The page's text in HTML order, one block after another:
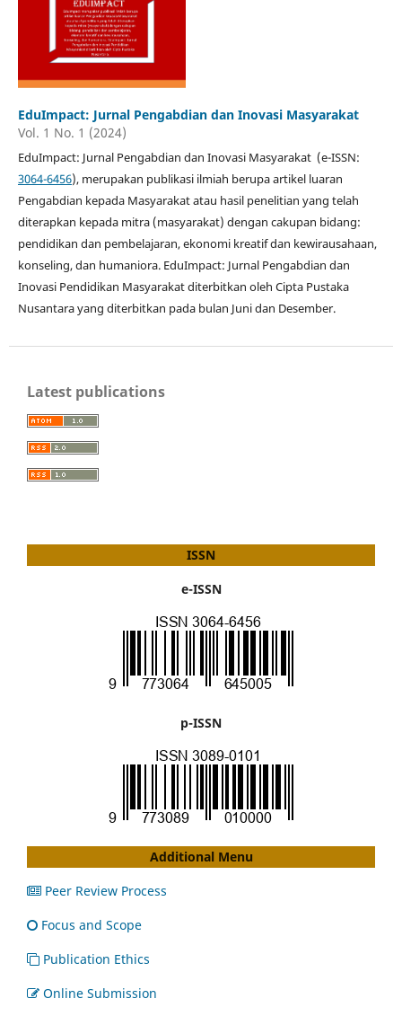
EduImpact: Jurnal Pengabdian dan Inovasi Masyarakat
Vol. 1 No. 1 (2024)
EduImpact: Jurnal Pengabdian dan Inovasi Masyarakat (e-ISSN:
3064-6456), merupakan publikasi ilmiah berupa artikel luaran
Pengabdian kepada Masyarakat atau hasil penelitian yang telah
diterapkan kepada mitra (masyarakat) dengan cakupan bidang:
pendidikan dan pembelajaran, ekonomi kreatif dan kewirausahaan,
konseling, dan humaniora. EduImpact: Jurnal Pengabdian dan
Inovasi Pendidikan Masyarakat diterbitkan oleh Cipta Pustaka
Nusantara yang diterbitkan pada bulan Juni dan Desember.
Latest publications
ISSN
e-ISSN
p-ISSN
Additional Menu
Peer Review Process
Focus and Scope
Publication Ethics
Online Submission